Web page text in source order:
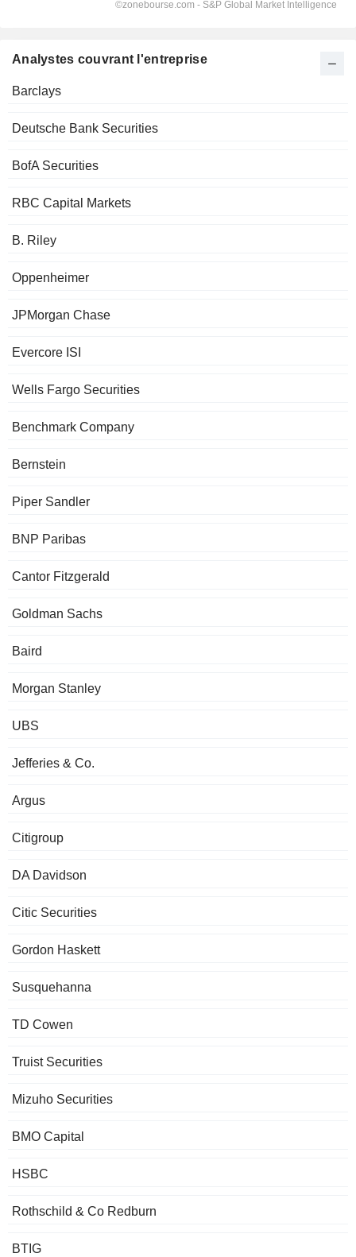
Analystes couvrant l'entreprise
Barclays
Deutsche Bank Securities
BofA Securities
RBC Capital Markets
B. Riley
Oppenheimer
JPMorgan Chase
Evercore ISI
Wells Fargo Securities
Benchmark Company
Bernstein
Piper Sandler
BNP Paribas
Cantor Fitzgerald
Goldman Sachs
Baird
Morgan Stanley
UBS
Jefferies & Co.
Argus
Citigroup
DA Davidson
Citic Securities
Gordon Haskett
Susquehanna
TD Cowen
Truist Securities
Mizuho Securities
BMO Capital
HSBC
Rothschild & Co Redburn
BTIG